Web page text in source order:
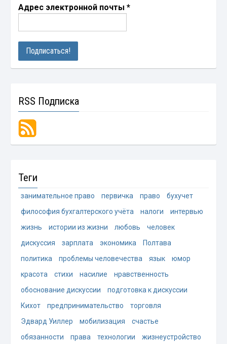
Адрес электронной почты*
RSS Подписка
Теги
занимательное право первичка право
бухучет
философия бухгалтерского учёта
налоги
интервью
жизнь
истории из жизни любовь
человек
дискуссия
зарплата экономика
Полтава
политика
проблемы человечества язык
юмор
красота
стихи насилие
нравственность
обоснование дискуссии
подготовка к дискуссии
Кихот
предпринимательство
торговля
Эдвард Уиллер
мобилизация
счастье
обязанности
права технологии жизнеустройство